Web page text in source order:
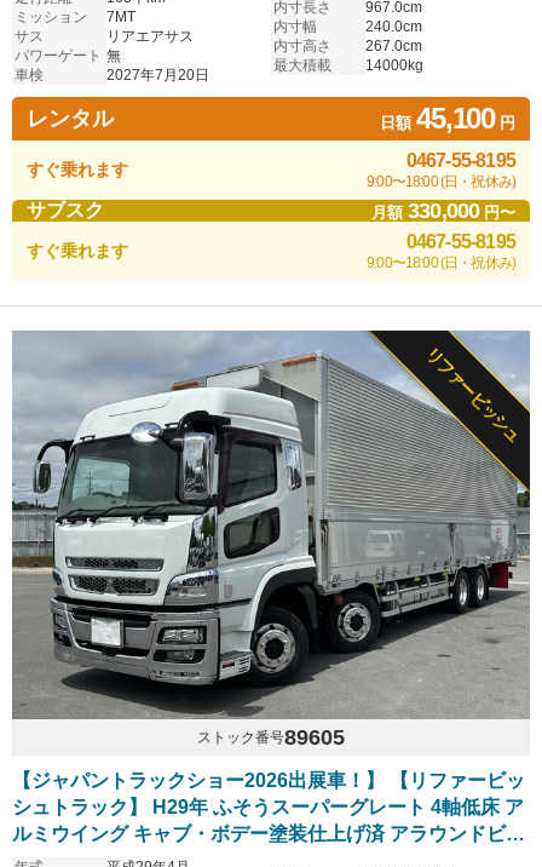
ミッション
7MT
サス
リアエアサス
パワーゲート 無
車検
2027年7月20日
内寸長さ
967.0cm
内寸幅
240.0cm
内寸高さ
267.0cm
最大積載
14000kg
レンタル 日額45,100円
すぐ乗れます 0467-55-8195
9:00〜18:00 (日・祝休み)
サブスク 月額330,000円〜
すぐ乗れます 0467-55-8195
9:00〜18:00 (日・祝休み)
リファービッシュ
ストック番号89605
【ジャパントラックショー2026出展車！】 【リファービッ
シュトラック】 H29年 ふそうスーパーグレート 4軸低床 ア
ルミウイング キャブ・ボデー塗装仕上げ済 アラウンドビュ
ーモニター搭載 ハイルーフ リアエアサス 7速マニュアル ア